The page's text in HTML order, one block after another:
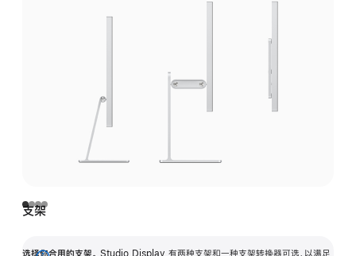
支架
选择你合用的支架。 Studio Display 有两种支架和一种支架转换器可选，以满足